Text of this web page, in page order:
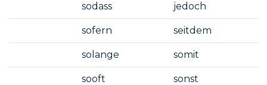
sodass jedoch
sofern seitdem
solange somit
sooft sonst